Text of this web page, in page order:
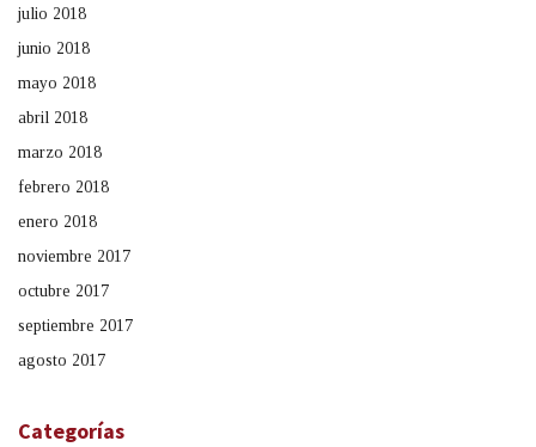
julio 2018
junio 2018
mayo 2018
abril 2018
marzo 2018
febrero 2018
enero 2018
noviembre 2017
octubre 2017
septiembre 2017
agosto 2017
Categorías